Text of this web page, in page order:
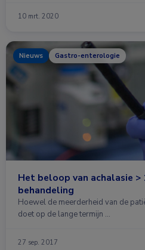
10 mrt. 2020
Nieuws Gastro-enterologie
Het beloop van achalasie >
behandeling
Hoewel de meerderheid van de
doet op de lange termijn …
27 sep. 2017